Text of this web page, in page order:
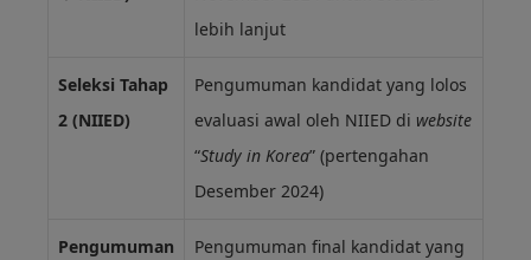
lebih lanjut
Seleksi Tahap
2 (NIIED)
Pengumuman kandidat yang lolos
evaluasi awal oleh NIIED di website
“Study in Korea” (pertengahan
Desember 2024)
Pengumuman
Pengumuman final kandidat yang